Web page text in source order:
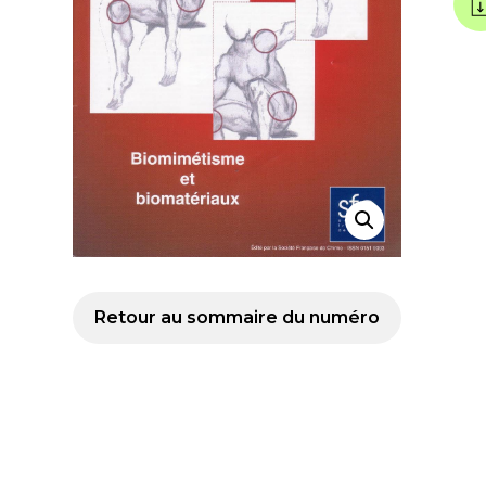
Retour au sommaire du numéro